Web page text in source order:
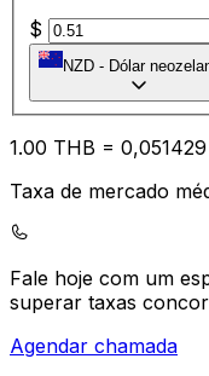
$
NZD - Dólar
1.00 THB = 0,051429
Taxa de mercado
Fale hoje com um
superar taxas
Agendar chamada